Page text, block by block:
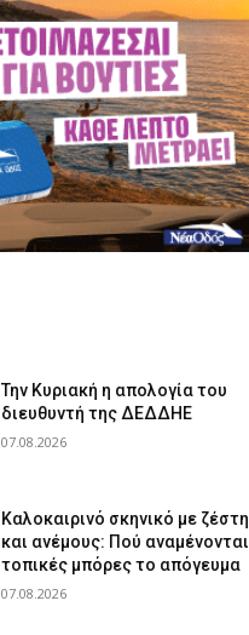
Την Κυριακή η απολογία του
διευθυντή της ΔΕΔΔΗΕ
07.08.2026
Καλοκαιρινό σκηνικό με ζέστη
και ανέμους: Πού αναμένονται
τοπικές μπόρες το απόγευμα
07.08.2026